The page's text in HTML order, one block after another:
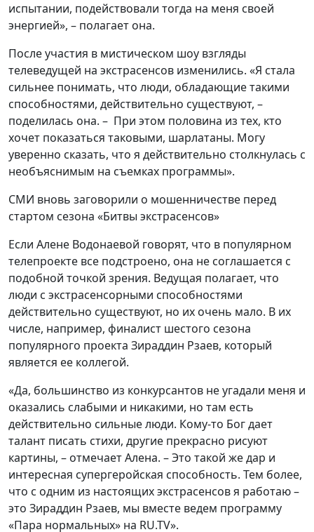
испытании, подействовали тогда на меня своей
энергией», – полагает она.
После участия в мистическом шоу взгляды
телеведущей на экстрасенсов изменились. «Я стала
сильнее понимать, что люди, обладающие такими
способностями, действительно существуют, –
поделилась она. – При этом половина из тех, кто
хочет показаться таковыми, шарлатаны. Могу
уверенно сказать, что я действительно столкнулась с
необъяснимым на съемках программы».
СМИ вновь заговорили о мошенничестве перед
стартом сезона «Битвы экстрасенсов»
Если Алене Водонаевой говорят, что в популярном
телепроекте все подстроено, она не соглашается с
подобной точкой зрения. Ведущая полагает, что
люди с экстрасенсорными способностями
действительно существуют, но их очень мало. В их
числе, например, финалист шестого сезона
популярного проекта Зираддин Рзаев, который
является ее коллегой.
«Да, большинство из конкурсантов не угадали меня и
оказались слабыми и никакими, но там есть
действительно сильные люди. Кому-то Бог дает
талант писать стихи, другие прекрасно рисуют
картины, – отмечает Алена. – Это такой же дар и
интересная супергеройская способность. Тем более,
что с одним из настоящих экстрасенсов я работаю –
это Зираддин Рзаев, мы вместе ведем программу
«Пара нормальных» на RU.TV».